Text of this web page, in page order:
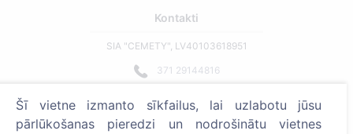
Kontakti
SIA "CEMETY", LV40103618951
371 29144816
Strādājam visā Latvijā!
Šī vietne izmanto sīkfailus, lai uzlabotu jūsu
pārlūkošanas pieredzi un nodrošinātu vietnes